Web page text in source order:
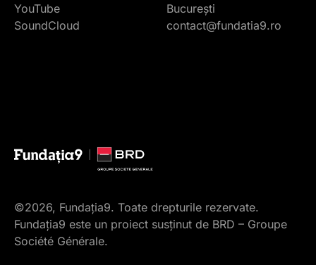
YouTube
SoundCloud
București
contact@fundatia9.ro
©2026, Fundația9. Toate drepturile rezervate.
Fundația9 este un proiect susținut de BRD – Groupe
Société Générale.